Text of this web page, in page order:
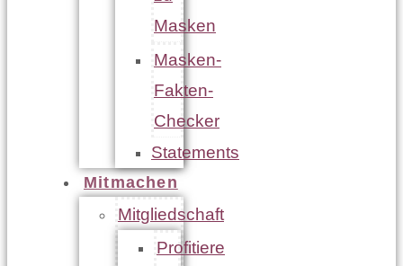
Masken
Masken-
Fakten-
Checker
Statements
Mitmachen
Mitgliedschaft
Profitiere